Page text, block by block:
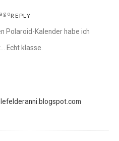
REPLY
Polaroid-Kalender habe ich
Echt klasse.